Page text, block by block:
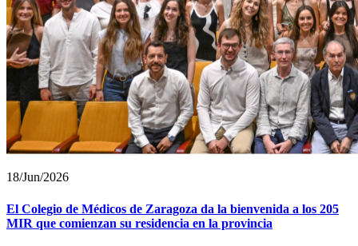
18/Jun/2026
El Colegio de Médicos de Zaragoza da la bienvenida a los 205
MIR que comienzan su residencia en la provincia